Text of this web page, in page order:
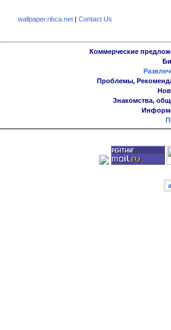
wallpaper.ribca.net| Contact Us
Коммерческие
Проблемы,
Знакомства,